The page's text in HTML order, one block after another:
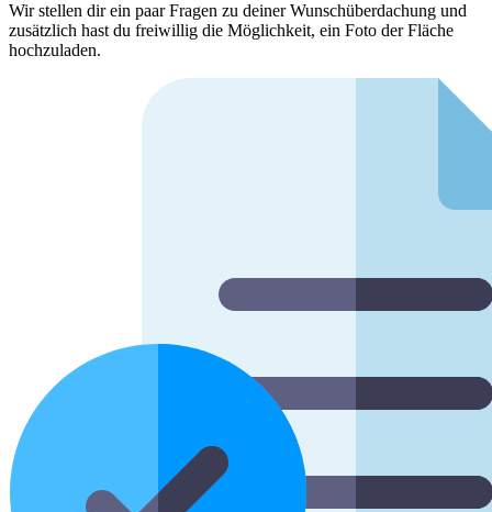
Wir stellen dir ein paar Fragen zu deiner Wunschüberdachung und
zusätzlich hast du freiwillig die Möglichkeit, ein Foto der Fläche
hochzuladen.